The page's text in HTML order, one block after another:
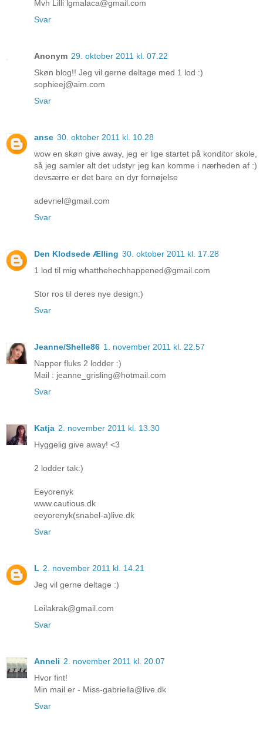
Mvh Lilli lgmalaca@gmail.com
Svar
Anonym 29. oktober 2011 kl. 07.22
Skøn blog!! Jeg vil gerne deltage med 1 lod :)
sophieej@aim.com
Svar
anse 30. oktober 2011 kl. 10.28
wow en skøn give away, jeg er lige startet på konditor skole,
så jeg samler alt det udstyr jeg kan komme i nærheden af :)
devsærre er det bare en dyr fornøjelse
adevriel@gmail.com
Svar
Den Klodsede Ælling 30. oktober 2011 kl. 17.28
1 lod til mig whatthehechhappened@gmail.com
Stor ros til deres nye design:)
Svar
Jeanne/Shelle86 1. november 2011 kl. 22.57
Napper fluks 2 lodder :)
Mail : jeanne_grisling@hotmail.com
Svar
Katja 2. november 2011 kl. 13.30
Hyggelig give away! <3
2 lodder tak:)
Eeyorenyk
www.cautious.dk
eeyorenyk(snabel-a)live.dk
Svar
L 2. november 2011 kl. 14.21
Jeg vil gerne deltage :)
Leilakrak@gmail.com
Svar
Anneli 2. november 2011 kl. 20.07
Hvor fint!
Min mail er - Miss-gabriella@live.dk
Svar